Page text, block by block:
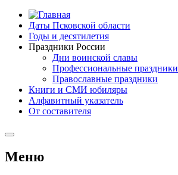
Даты Псковской области
Годы и десятилетия
Праздники России
Дни воинской славы
Профессиональные праздники
Православные праздники
Книги и СМИ юбиляры
Алфавитный указатель
От составителя
Меню